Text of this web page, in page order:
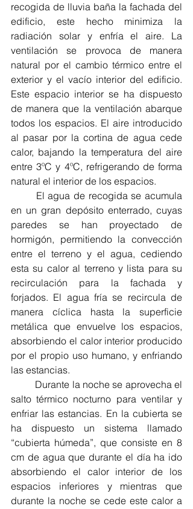
recogida de lluvia baña la fachada del
edificio, este hecho minimiza la
radiación solar y enfría el aire. La
ventilación se provoca de manera
natural por el cambio térmico entre el
exterior y el vacío interior del edificio.
Este espacio interior se ha dispuesto
de manera que la ventilación abarque
todos los espacios. El aire introducido
al pasar por la cortina de agua cede
calor, bajando la temperatura del aire
entre 3ºC y 4ºC, refrigerando de forma
natural el interior de los espacios.
en un gran depósito enterrado, cuyas
paredes se han proyectado de
hormigón, permitiendo la convección
entre el terreno y el agua, cediendo
esta su calor al terreno y lista para su
recirculación para la fachada y
forjados. El agua fría se recircula de
manera cíclica hasta la superficie
metálica que envuelve los espacios,
absorbiendo el calor interior producido
por el propio uso humano, y enfriando
las estancias.
salto térmico nocturno para ventilar y
enfriar las estancias. En la cubierta se
ha dispuesto un sistema llamado
“cubierta húmeda”, que consiste en 8
cm de agua que durante el día ha ido
absorbiendo el calor interior de los
espacios inferiores y mientras que
durante la noche se cede este calor a